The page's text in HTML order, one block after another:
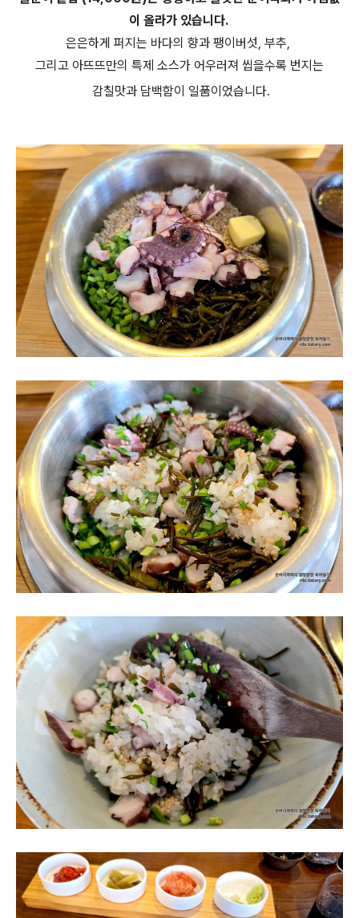
이 올라가 있습니다.
은은하게 퍼지는 바다의 향과 팽이버섯, 부추,
그리고 아뜨뜨만의 특제 소스가 어우러져 씹을수록 번지는
감칠맛과 담백함이 일품이었습니다.